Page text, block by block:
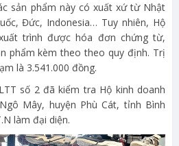
sản phẩm này có xuất xứ từ Nhật
Đức, Indonesia… Tuy nhiên, Hộ
trình được hóa đơn chứng từ,
phẩm kèm theo theo quy định. Trị
là 3.541.000 đồng.
số 2 đã kiểm tra Hộ kinh doanh
Mây, huyện Phù Cát, tỉnh Bình
làm đại diện.